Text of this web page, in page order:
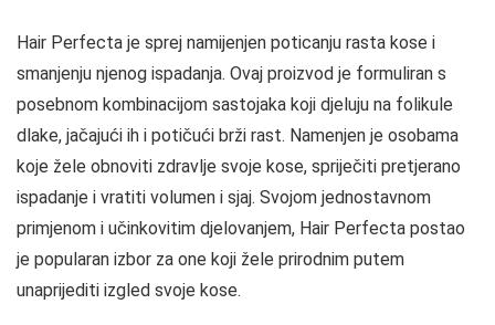
Hair Perfecta je sprej namijenjen poticanju rasta kose i
smanjenju njenog ispadanja. Ovaj proizvod je formuliran s
posebnom kombinacijom sastojaka koji djeluju na folikule
dlake, jačajući ih i potičući brži rast. Namenjen je osobama
koje žele obnoviti zdravlje svoje kose, spriječiti pretjerano
ispadanje i vratiti volumen i sjaj. Svojom jednostavnom
primjenom i učinkovitim djelovanjem, Hair Perfecta postao
je popularan izbor za one koji žele prirodnim putem
unaprijediti izgled svoje kose.